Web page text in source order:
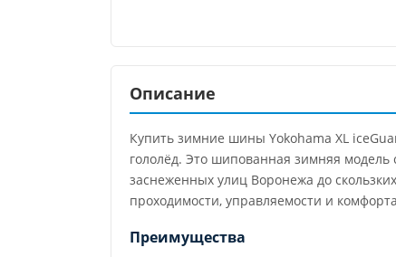
Описание
Купить зимние шины Yokohama XL
гололёд. Это шипованная зимняя модель
заснеженных улиц Воронежа до
проходимости, управляемости и
Преимущества